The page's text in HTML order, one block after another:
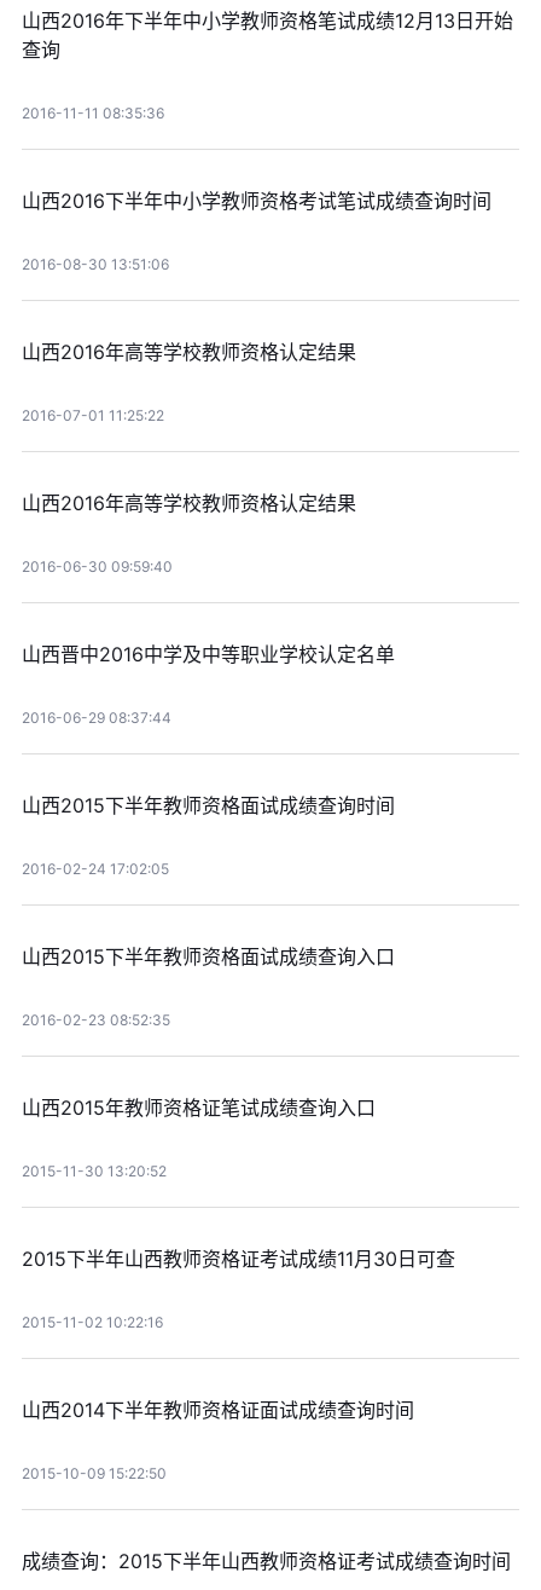
山西2016年下半年中小学教师资格笔试成绩12月13日开始
查询
2016-11-11 08:35:36
山西2016下半年中小学教师资格考试笔试成绩查询时间
2016-08-30 13:51:06
山西2016年高等学校教师资格认定结果
2016-07-01 11:25:22
山西2016年高等学校教师资格认定结果
2016-06-30 09:59:40
山西晋中2016中学及中等职业学校认定名单
2016-06-29 08:37:44
山西2015下半年教师资格面试成绩查询时间
2016-02-24 17:02:05
山西2015下半年教师资格面试成绩查询入口
2016-02-23 08:52:35
山西2015年教师资格证笔试成绩查询入口
2015-11-30 13:20:52
2015下半年山西教师资格证考试成绩11月30日可查
2015-11-02 10:22:16
山西2014下半年教师资格证面试成绩查询时间
2015-10-09 15:22:50
成绩查询：2015下半年山西教师资格证考试成绩查询时间